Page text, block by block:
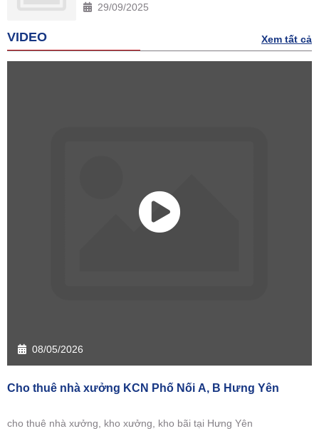
29/09/2025
VIDEO Xem tất cả
08/05/2026
Cho thuê nhà xưởng KCN Phố Nối A, B Hưng Yên
cho thuê nhà xưởng, kho xưởng, kho bãi tại Hưng Yên